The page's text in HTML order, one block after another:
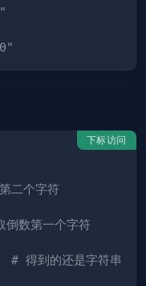
下标访问
二个字符
倒数第一个字符
# 得到的还是字符串